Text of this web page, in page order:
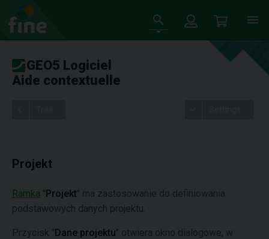
GEO5 Logiciel
Aide contextuelle
Projekt
Ramka "Projekt" ma zastosowanie do definiowania
podstawowych danych projektu.
Przycisk "Dane projektu" otwiera okno dialogowe, w